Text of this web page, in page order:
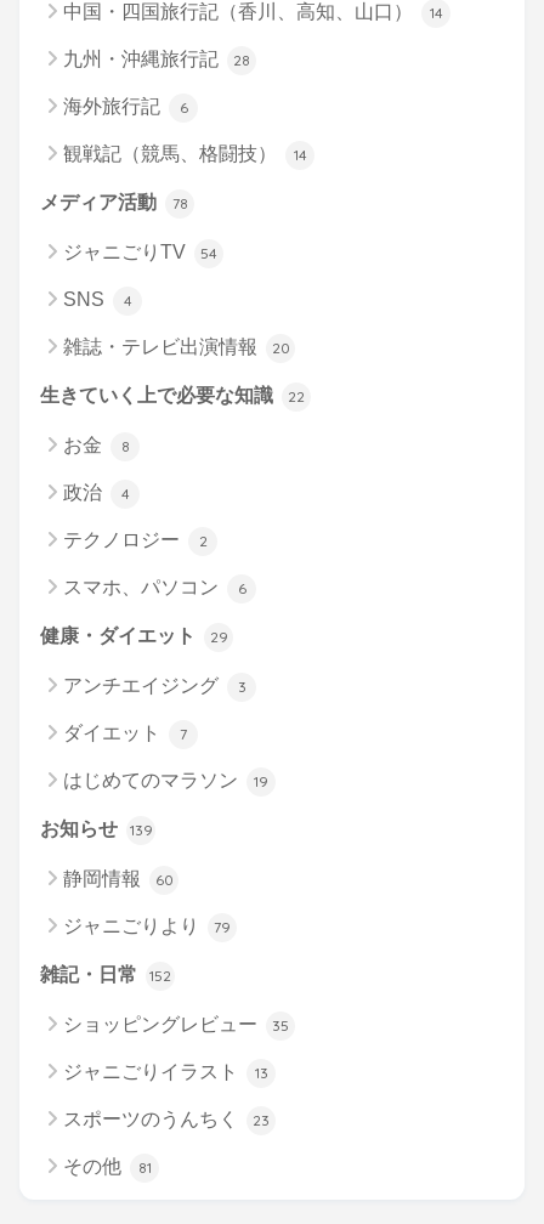
中国・四国旅行記（香川、高知、山口） 14
九州・沖縄旅行記 28
海外旅行記 6
観戦記（競馬、格闘技） 14
メディア活動 78
ジャニごりTV 54
SNS 4
雑誌・テレビ出演情報 20
生きていく上で必要な知識 22
お金 8
政治 4
テクノロジー 2
スマホ、パソコン 6
健康・ダイエット 29
アンチエイジング 3
ダイエット 7
はじめてのマラソン 19
お知らせ 139
静岡情報 60
ジャニごりより 79
雑記・日常 152
ショッピングレビュー 35
ジャニごりイラスト 13
スポーツのうんちく 23
その他 81